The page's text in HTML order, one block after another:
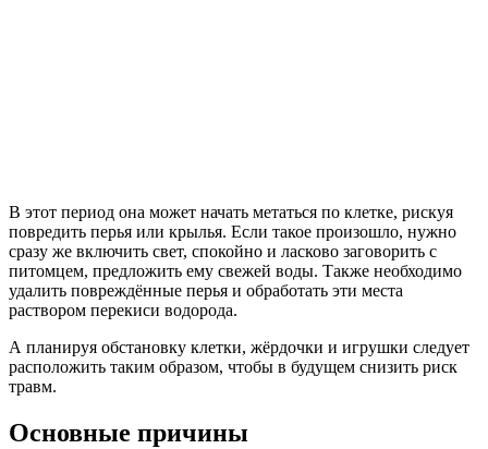
В этот период она может начать метаться по клетке, рискуя
повредить перья или крылья. Если такое произошло, нужно
сразу же включить свет, спокойно и ласково заговорить с
питомцем, предложить ему свежей воды. Также необходимо
удалить повреждённые перья и обработать эти места
раствором перекиси водорода.
А планируя обстановку клетки, жёрдочки и игрушки следует
расположить таким образом, чтобы в будущем снизить риск
травм.
Основные причины